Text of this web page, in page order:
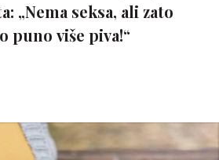
„Nema seksa, ali zato
puno više piva!“